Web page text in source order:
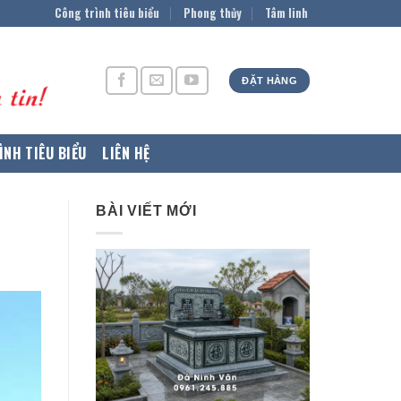
Công trình tiêu biểu Phong thủy Tâm linh
ĐẶT HÀNG
TIÊU BIỂU LIÊN HỆ
BÀI VIẾT MỚI